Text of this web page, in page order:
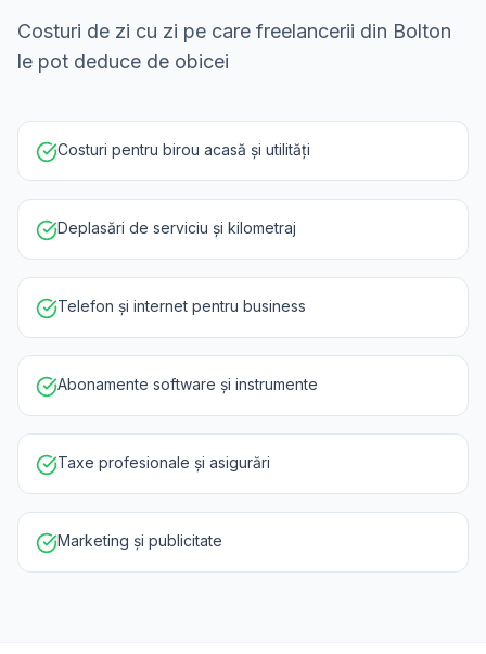
Costuri de zi cu zi pe care freelancerii din Bolton
le pot deduce de obicei
Costuri pentru birou acasă și utilități
Deplasări de serviciu și kilometraj
Telefon și internet pentru business
Abonamente software și instrumente
Taxe profesionale și asigurări
Marketing și publicitate